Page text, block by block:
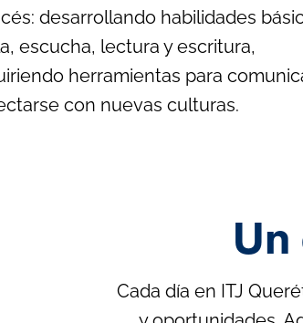
desarrollando habilidades
escucha, lectura y escritura,
herramientas para
con nuevas culturas.
Un
Cada día en ITJ